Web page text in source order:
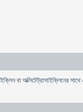
বা অক্সিটেট্রাসাইক্লিনের